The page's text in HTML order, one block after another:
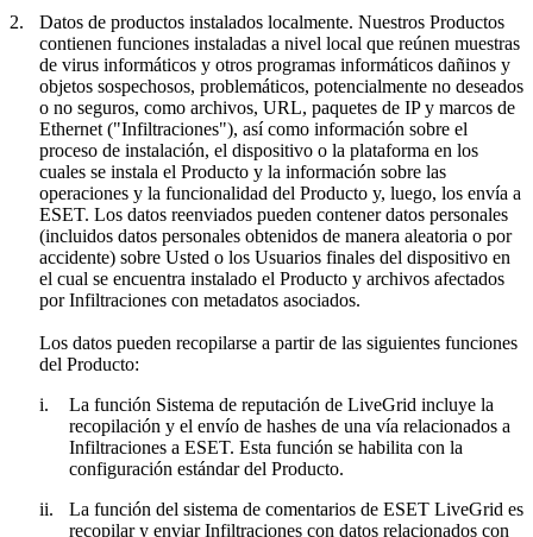
2.
Datos de productos instalados localmente. Nuestros Productos
contienen funciones instaladas a nivel local que reúnen muestras
de virus informáticos y otros programas informáticos dañinos y
objetos sospechosos, problemáticos, potencialmente no deseados
o no seguros, como archivos, URL, paquetes de IP y marcos de
Ethernet ("Infiltraciones"), así como información sobre el
proceso de instalación, el dispositivo o la plataforma en los
cuales se instala el Producto y la información sobre las
operaciones y la funcionalidad del Producto y, luego, los envía a
ESET. Los datos reenviados pueden contener datos personales
(incluidos datos personales obtenidos de manera aleatoria o por
accidente) sobre Usted o los Usuarios finales del dispositivo en
el cual se encuentra instalado el Producto y archivos afectados
por Infiltraciones con metadatos asociados.
Los datos pueden recopilarse a partir de las siguientes funciones
del Producto:
i.
La función Sistema de reputación de LiveGrid incluye la
recopilación y el envío de hashes de una vía relacionados a
Infiltraciones a ESET. Esta función se habilita con la
configuración estándar del Producto.
ii.
La función del sistema de comentarios de ESET LiveGrid es
recopilar y enviar Infiltraciones con datos relacionados con